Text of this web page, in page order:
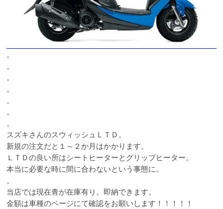
。
。
。
。
。
。
。
スズキさんのスウィッシュＬＴＤ。
新規の注文だと１～２か月はかかります。
ＬＴＤの良い所はシートヒーターとグリップヒーター。
本当に必要な時に間に合わないという事態に。
。
当店では現在青が在庫有り。即納できます。
金額は車種のページにて確認をお願いします！！！！！